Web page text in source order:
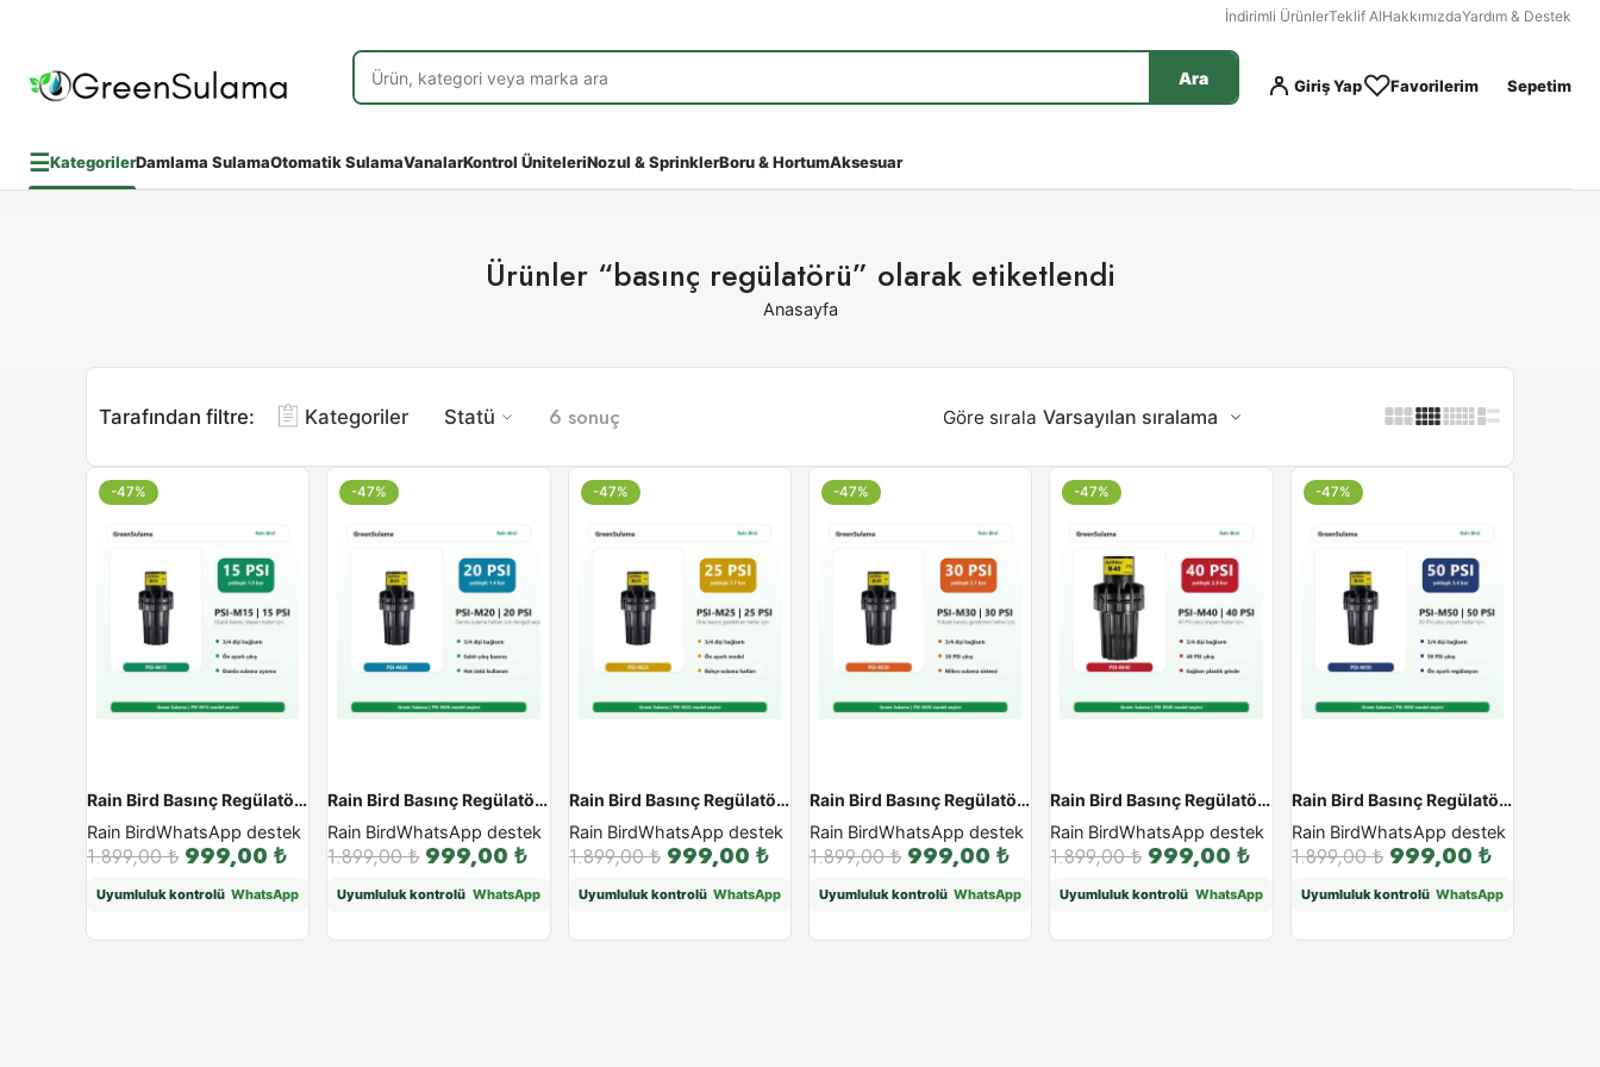
İndirimli ÜrünlerTeklif AlHakkımızdaYardım & Destek
Ara Giriş Yap Favorilerim Sepetim
☰KategorilerDamlama SulamaOtomatik SulamaVanalarKontrol ÜniteleriNozul & SprinklerBoru & HortumAksesuar
Ürünler “basınç regülatörü” olarak etiketlendi
Anasayfa
Tarafından filtre: Kategoriler Statü 6 sonuç Göre sırala Varsayılan sıralama
-47%
Rain Bird Basınç Regülatörü PSI M - PSI-M15
Rain BirdWhatsApp destek
1.899,00₺ 999,00 ₺
Uyumluluk kontrolü WhatsApp
-47%
Rain Bird Basınç Regülatörü PSI M - PSI-M20
Rain BirdWhatsApp destek
1.899,00₺ 999,00₺
Uyumluluk kontrolü WhatsApp
-47%
Rain Bird Basınç Regülatörü PSI M - PSI-M25
Rain BirdWhatsApp destek
1.899,00₺ 999,00 ₺
Uyumluluk kontrolü WhatsApp
-47%
Rain Bird Basınç Regülatörü PSI M - PSI-M30
Rain BirdWhatsApp destek
1.899,00₺ 999,00 ₺
Uyumluluk kontrolü WhatsApp
-47%
Rain Bird Basınç Regülatörü PSI M - PSI-M40
Rain BirdWhatsApp destek
1.899,00₺ 999,00₺
Uyumluluk kontrolü WhatsApp
-47%
Rain Bird Basınç Regülatörü PSI M - PSI-M50
Rain BirdWhatsApp destek
1.899,00₺ 999,00 ₺
Uyumluluk kontrolü WhatsApp